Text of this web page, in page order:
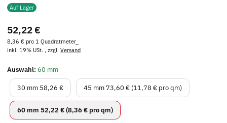
Auf Lager
52,22 €
8,36 € pro 1 Quadratmeter_
inkl. 19% USt. , zzgl. Versand
Auswahl: 60 mm
30 mm 30 mm
58,26 € 45 mm45 mm
73,60 € (11,78 € pro qm)
60 mm 60 mm
52,22 € (8,36 € pro qm)